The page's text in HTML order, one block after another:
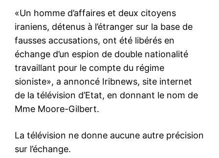
«Un homme d’affaires et deux citoyens
iraniens, détenus à l’étranger sur la base de
fausses accusations, ont été libérés en
échange d’un espion de double nationalité
travaillant pour le compte du régime
sioniste», a annoncé Iribnews, site internet
de la télévision d’Etat, en donnant le nom de
Mme Moore-Gilbert.
La télévision ne donne aucune autre précision
sur l’échange.